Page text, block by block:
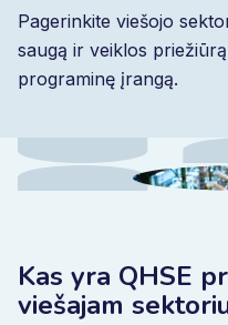
Pagerinkite viešojo
saugą ir veiklos
programinę įrangą.
Kas yra QHSE
viešajam